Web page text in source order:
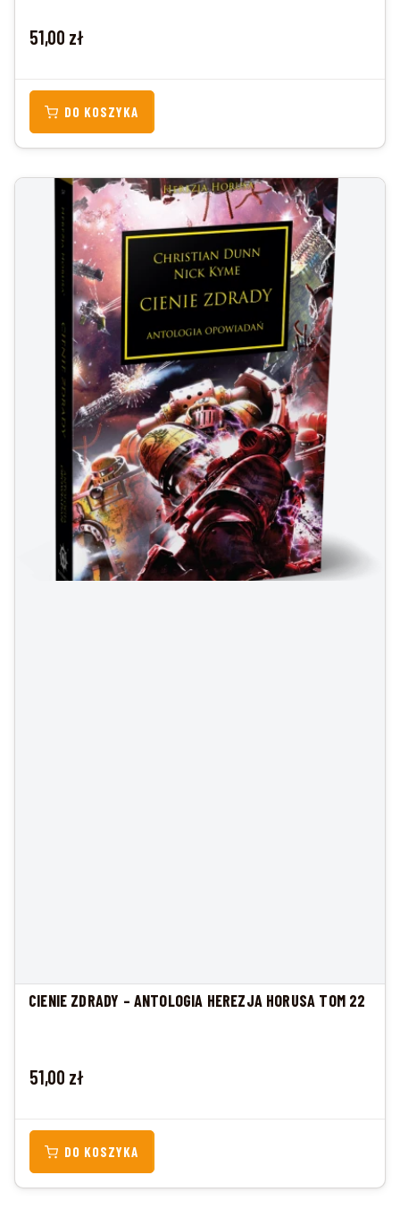
Cena
51,00 zł
DO KOSZYKA
CIENIE ZDRADY – ANTOLOGIA HEREZJA HORUSA TOM 22
Cena
51,00 zł
DO KOSZYKA